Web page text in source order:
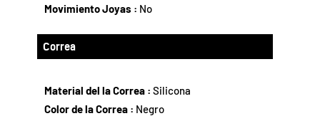
Movimiento Joyas : No
Correa
Material del la Correa :Silicona
Color de la Correa : Negro